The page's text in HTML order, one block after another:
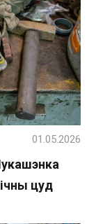
цуд
01.05.2026